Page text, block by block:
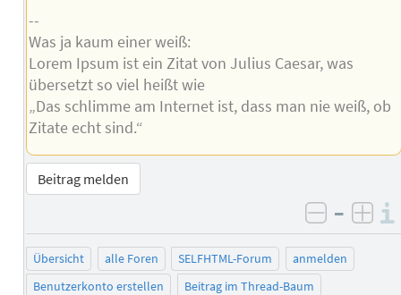
--
Was ja kaum einer weiß:
Lorem Ipsum ist ein Zitat von Julius Caesar, was
übersetzt so viel heißt wie
„Das schlimme am Internet ist, dass man nie weiß, ob
Zitate echt sind.“
Beitrag melden
negativ
–
Übersicht alle Foren SELFHTML-Forum
anmelden
Benutzerkonto erstellen
Beitrag im Thread-Baum